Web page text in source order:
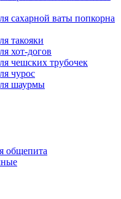
сахарной ваты попкорна
такояки
хот-догов
чешских трубочек
чурос
шаурмы
общепита